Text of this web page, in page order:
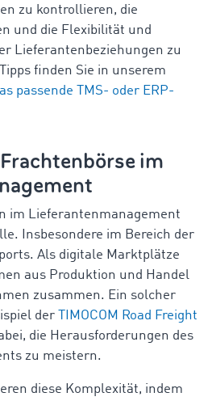
zu kontrollieren, die
und die Flexibilität und
Lieferantenbeziehungen zu
finden Sie in unserem
passende TMS- oder ERP-
im
im Lieferantenmanagement
Insbesondere im Bereich der
Als digitale Marktplätze
aus Produktion und Handel
zusammen. Ein solcher
der
TIMOCOM Road Freight
die Herausforderungen des
zu meistern.
diese Komplexität, indem